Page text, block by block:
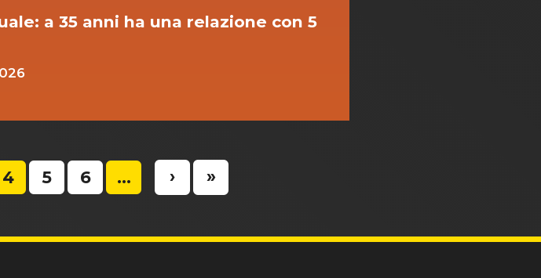
a 35 anni ha una relazione con 5
4 5 6 ... › »